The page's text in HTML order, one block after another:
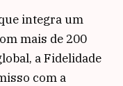
integra um
mais de 200
a Fidelidade
com a